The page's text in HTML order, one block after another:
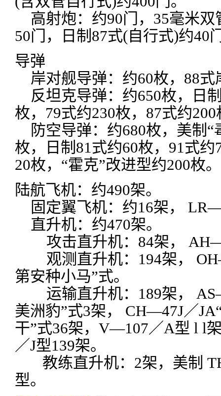
高射炮：约90门，35毫米双
50门，日制87式(自行式)约40
导弹
岸对舰导弹：约60枚，88式
反坦克导弹：约650枚，日
枚，79式约230枚，87式约200
防空导弹：约680枚，美制“
枚，日制81式约60枚，91式约
20枚，“霍克”改进型约200枚。
陆航飞机：约490架。
固定翼飞机：约16架，
直升机：约470架。
攻击直升机：84架，
观测直升机：194架，
第安种小马”式。
运输直升机：189架，
美洲豹”式3架， CH—47J／
干”式36架，V—107／A型 l l
／J型139架。
教练直升机：2架，美制
型。